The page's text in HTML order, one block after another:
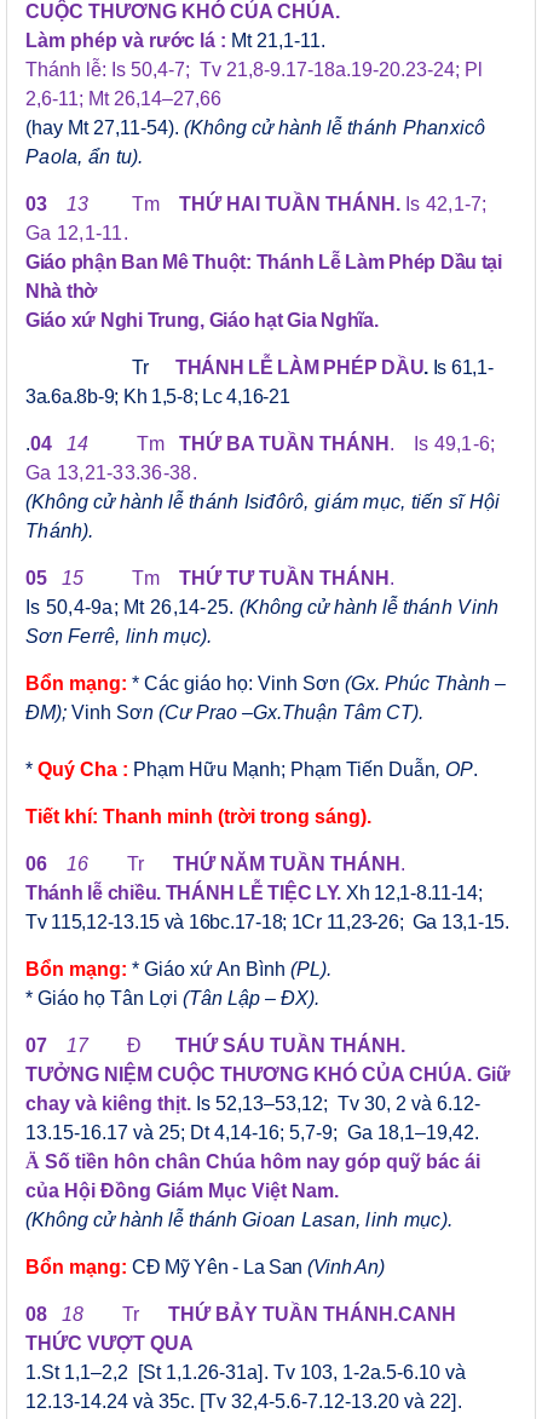
CUỘC THƯƠNG KHÓ CỦA CHÚA.
Làm phép và rước lá : Mt 21,1-11.
Thánh lễ: Is 50,4-7; Tv 21,8-9.17-18a.19-20.23-24; Pl
2,6-11; Mt 26,14–27,66
(hay Mt 27,11-54). (Không cử hành lễ thánh Phanxicô
Paola, ẩn tu).
03 13 Tm THỨ HAI TUẦN THÁNH. Is 42,1-7;
Ga 12,1-11.
Giáo phận Ban Mê Thuột: Thánh Lễ Làm Phép Dầu tại
Nhà thờ
Giáo xứ Nghi Trung, Giáo hạt Gia Nghĩa.
Tr THÁNH LỄ LÀM PHÉP DẦU. Is 61,1-
3a.6a.8b-9; Kh 1,5-8; Lc 4,16-21
.04 14 Tm THỨ BATUẦN THÁNH .
Is 49,1-6;
Ga 13,21-33.36-38.
(Không cử hành lễ thánh Isiđôrô, giám mục, tiến sĩ Hội
Thánh).
05 15 Tm THỨ TƯ TUẦN THÁNH .
Is 50,4-9a; Mt 26,14-25. (Không cử hành lễ thánh Vinh
Sơn Ferrê, linh mục).
Bổn mạng: * Các giáo họ: Vinh Sơn (Gx. Phúc Thành –
ĐM); Vinh Sơn (Cư Prao –Gx.Thuận Tâm CT).
* Quý Cha : Phạm Hữu Mạnh; Phạm Tiến Duẫn, OP.
Tiết khí: Thanh minh (trời trong sáng).
06 16 Tr THỨ NĂM TUẦN THÁNH .
Thánh lễ chiều. THÁNH LỄ TIỆC LY. Xh 12,1-8.11-14;
Tv 115,12-13.15 và 16bc.17-18; 1Cr 11,23-26; Ga 13,1-15.
Bổn mạng: * Giáo xứ An Bình (PL).
* Giáo họ Tân Lợi (Tân Lập – ĐX).
07 17Đ THỨSÁU TUẦN THÁNH .
TƯỞNG NIỆM CUỘC THƯƠNG KHÓ CỦA CHÚA. Giữ
chay và kiêng thịt. Is 52,13–53,12; Tv 30, 2 và 6.12-
13.15-16.17 và 25; Dt 4,14-16; 5,7-9; Ga 18,1–19,42.
Ä Số tiền hôn chân Chúa hôm nay góp quỹ bác ái
của Hội Đồng Giám Mục Việt Nam.
(Không cử hành lễ thánh Gioan Lasan, linh mục).
Bổn mạng: CĐ Mỹ Yên - La San (Vinh An)
08 18 Tr THỨ BẢY TUẦN THÁNH .CANH
THỨC VƯỢT QUA
1.St 1,1–2,2
[St 1,1.26-31a] . Tv 103, 1-2a.5-6.10 và
12.13-14.24 và 35c. [Tv 32,4-5.6-7.12-13.20 và 22] .